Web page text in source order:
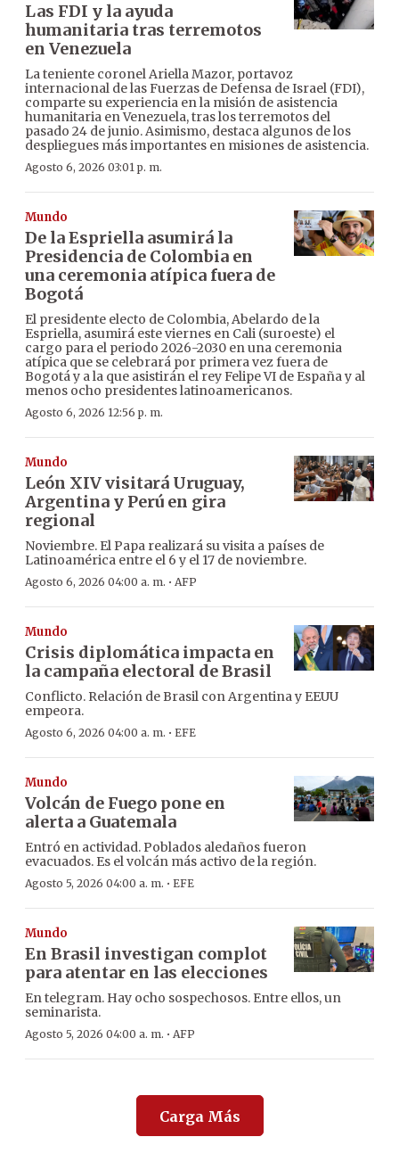
Las FDI y la ayuda
humanitaria tras terremotos
en Venezuela
La teniente coronel Ariella Mazor, portavoz
internacional de las Fuerzas de Defensa de Israel (FDI),
comparte su experiencia en la misión de asistencia
humanitaria en Venezuela, tras los terremotos del
pasado 24 de junio. Asimismo, destaca algunos de los
despliegues más importantes en misiones de asistencia.
Agosto 6, 2026 03:01 p. m.
Mundo
De la Espriella asumirá la
Presidencia de Colombia en
una ceremonia atípica fuera de
Bogotá
El presidente electo de Colombia, Abelardo de la
Espriella, asumirá este viernes en Cali (suroeste) el
cargo para el periodo 2026-2030 en una ceremonia
atípica que se celebrará por primera vez fuera de
Bogotá y a la que asistirán el rey Felipe VI de España y al
menos ocho presidentes latinoamericanos.
Agosto 6, 2026 12:56 p. m.
Mundo
León XIV visitará Uruguay,
Argentina y Perú en gira
regional
Noviembre. El Papa realizará su visita a países de
Latinoamérica entre el 6 y el 17 de noviembre.
Agosto 6, 2026 04:00 a. m. · AFP
Mundo
Crisis diplomática impacta en
la campaña electoral de Brasil
Conflicto. Relación de Brasil con Argentina y EEUU
empeora.
Agosto 6, 2026 04:00 a. m. · EFE
Mundo
Volcán de Fuego pone en
alerta a Guatemala
Entró en actividad. Poblados aledaños fueron
evacuados. Es el volcán más activo de la región.
Agosto 5, 2026 04:00 a. m. · EFE
Mundo
En Brasil investigan complot
para atentar en las elecciones
En telegram. Hay ocho sospechosos. Entre ellos, un
seminarista.
Agosto 5, 2026 04:00 a. m. · AFP
Carga Más